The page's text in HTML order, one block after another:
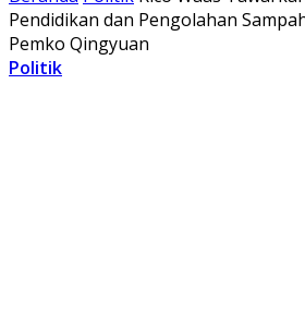
Pendidikan dan Pengolahan
Pemko Qingyuan
Politik